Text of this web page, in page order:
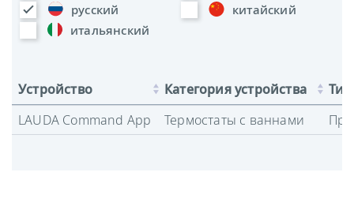
русский
китайский
итальянский
Устройство Категория устройства
LAUDA Command App
Термостаты с ваннами